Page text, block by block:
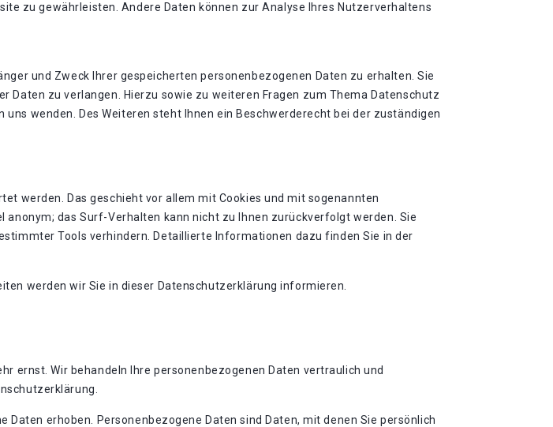
zu gewährleisten. Andere Daten können zur Analyse Ihres Nutzerverhaltens
und Zweck Ihrer gespeicherten personenbezogenen Daten zu erhalten. Sie
Daten zu verlangen. Hierzu sowie zu weiteren Fragen zum Thema Datenschutz
wenden. Des Weiteren steht Ihnen ein Beschwerderecht bei der zuständigen
werden. Das geschieht vor allem mit Cookies und mit sogenannten
das Surf-Verhalten kann nicht zu Ihnen zurückverfolgt werden. Sie
Tools verhindern. Detaillierte Informationen dazu finden Sie in der
werden wir Sie in dieser Datenschutzerklärung informieren.
ernst. Wir behandeln Ihre personenbezogenen Daten vertraulich und
erhoben. Personenbezogene Daten sind Daten, mit denen Sie persönlich